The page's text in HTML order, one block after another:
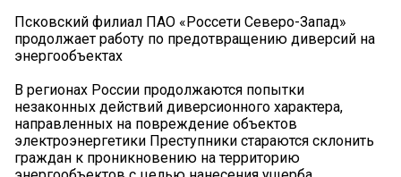
️Псковский филиал ПАО «Россети Северо-Запад»
продолжает работу по предотвращению диверсий на
энергообъектах️
В регионах России продолжаются попытки
незаконных действий диверсионного характера,
направленных на повреждение объектов
электроэнергетики️ Преступники стараются склонить
граждан к проникновению на территорию